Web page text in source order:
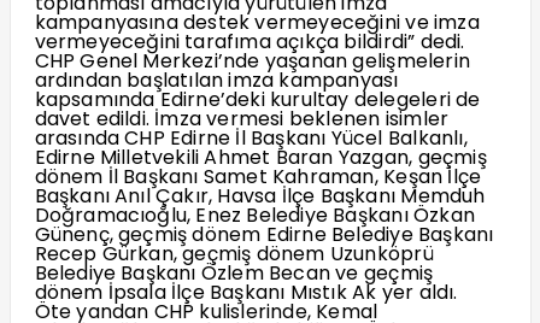
kampanyasına destek vermeyeceğini ve imza
vermeyeceğini tarafıma açıkça bildirdi” dedi.
CHP Genel Merkezi’nde yaşanan gelişmelerin
ardından başlatılan imza kampanyası
kapsamında Edirne’deki kurultay delegeleri de
davet edildi. İmza vermesi beklenen isimler
arasında CHP Edirne İl Başkanı Yücel Balkanlı,
Edirne Milletvekili Ahmet Baran Yazgan, geçmiş
dönem İl Başkanı Samet Kahraman, Keşan İlçe
Başkanı Anıl Çakır, Havsa İlçe Başkanı Memduh
Doğramacıoğlu, Enez Belediye Başkanı Özkan
Günenç, geçmiş dönem Edirne Belediye Başkanı
Recep Gürkan, geçmiş dönem Uzunköprü
Belediye Başkanı Özlem Becan ve geçmiş
dönem İpsala İlçe Başkanı Mıstık Ak yer aldı.
Öte yandan CHP kulislerinde, Kemal